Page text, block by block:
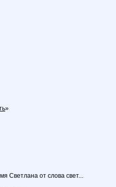
»
Светлана от слова свет...